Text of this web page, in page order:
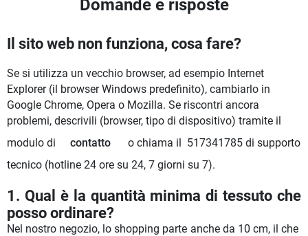
Domande e risposte
Il sito web non funziona, cosa fare?
Se si utilizza un vecchio browser, ad esempio Internet
Explorer (il browser Windows predefinito), cambiarlo in
Google Chrome, Opera o Mozilla. Se riscontri ancora
problemi, descrivili (browser, tipo di dispositivo) tramite il
modulo di
contatto
o chiama il 517341785 di supporto
tecnico (hotline 24 ore su 24, 7 giorni su 7).
1. Qual è la quantità minima di tessuto che
posso ordinare?
Nel nostro negozio, lo shopping parte anche da 10 cm, il che